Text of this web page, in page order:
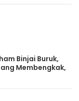
Binjai Buruk,
Membengkak,